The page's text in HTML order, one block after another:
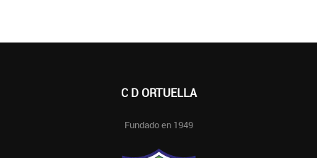
C D ORTUELLA
Fundado en 1949